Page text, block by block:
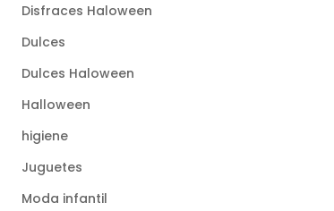
Disfraces Haloween
Dulces
Dulces Haloween
Halloween
higiene
Juguetes
Moda infantil